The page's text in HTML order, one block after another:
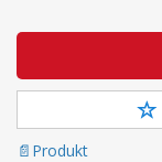
Produkt